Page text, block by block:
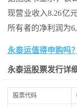
现营业收入8.26亿
所有者的净利润为
永泰运值得申购吗？
永泰运股票发行详
股票代码